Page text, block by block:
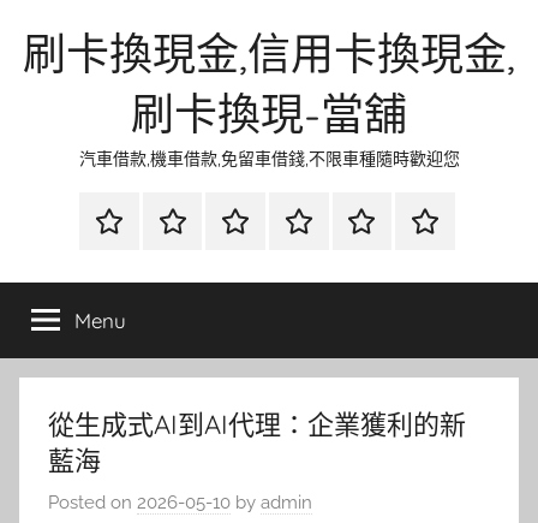
刷卡換現金,信用卡換現金,
刷卡換現-當舖
汽車借款,機車借款,免留車借錢,不限車種隨時歡迎您
首
當
金
網
資
流
時
環
清
聯
徵
Menu
從生成式AI到AI代理：企業獲利的新
藍海
Posted on 2026-05-10 by admin